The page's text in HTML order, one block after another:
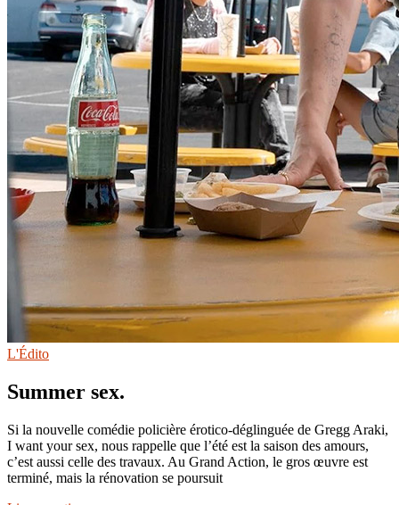
L'Édito
Summer sex.
Si la nouvelle comédie policière érotico-déglinguée de Gregg Araki,
I want your sex, nous rappelle que l’été est la saison des amours,
c’est aussi celle des travaux. Au Grand Action, le gros œuvre est
terminé, mais la rénovation se poursuit